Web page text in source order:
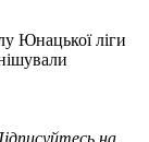
Юнацької ліги
на